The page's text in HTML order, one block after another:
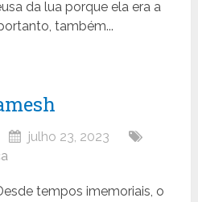
da lua porque ela era a
também...
julho 23, 2023
tempos imemoriais, o